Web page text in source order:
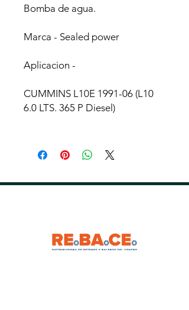
Bomba de agua.
Marca - Sealed power
Aplicacion -
CUMMINS L10E 1991-06 (L10
6.0 LTS. 365 P Diesel)